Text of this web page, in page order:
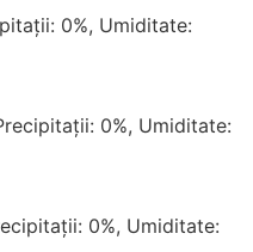
0%, Umiditate:
0%, Umiditate:
0%, Umiditate: